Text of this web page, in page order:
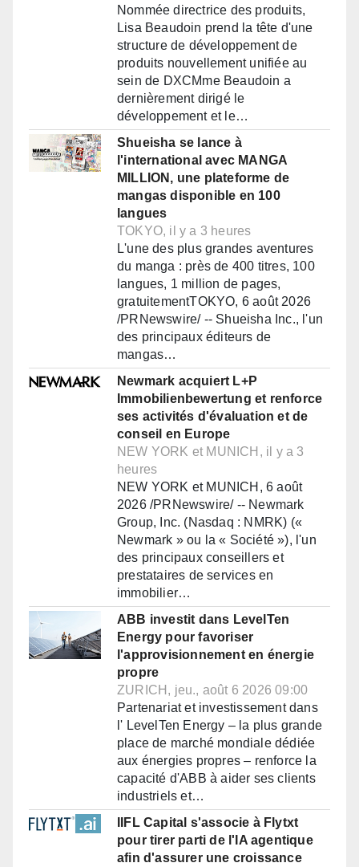
Nommée directrice des produits,
Lisa Beaudoin prend la tête d'une
structure de développement de
produits nouvellement unifiée au
sein de DXCMme Beaudoin a
dernièrement dirigé le
développement et le…
Shueisha se lance à
l'international avec MANGA
MILLION, une plateforme de
mangas disponible en 100
langues
TOKYO, il y a 3 heures
L'une des plus grandes aventures
du manga : près de 400 titres, 100
langues, 1 million de pages,
gratuitementTOKYO, 6 août 2026
/PRNewswire/ -- Shueisha Inc., l'un
des principaux éditeurs de
mangas…
Newmark acquiert L+P
Immobilienbewertung et renforce
ses activités d'évaluation et de
conseil en Europe
NEW YORK et MUNICH, il y a 3
heures
NEW YORK et MUNICH, 6 août
2026 /PRNewswire/ -- Newmark
Group, Inc. (Nasdaq : NMRK) («
Newmark » ou la « Société »), l'un
des principaux conseillers et
prestataires de services en
immobilier…
ABB investit dans LevelTen
Energy pour favoriser
l'approvisionnement en énergie
propre
ZURICH, jeu., août 6 2026 09:00
Partenariat et investissement dans
l' LevelTen Energy – la plus grande
place de marché mondiale dédiée
aux énergies propres – renforce la
capacité d'ABB à aider ses clients
industriels et…
IIFL Capital s'associe à Flytxt
pour tirer parti de l'IA agentique
afin d'assurer une croissance